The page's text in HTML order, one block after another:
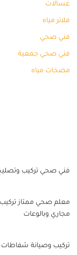
غسالات
فلاتر مياه
فني صحي
فني صحي جمعية
مضخات مياه
فني صحي تركيب
معلم صحي ممتاز
مجاري وبالوعات
تركيب وصيانة